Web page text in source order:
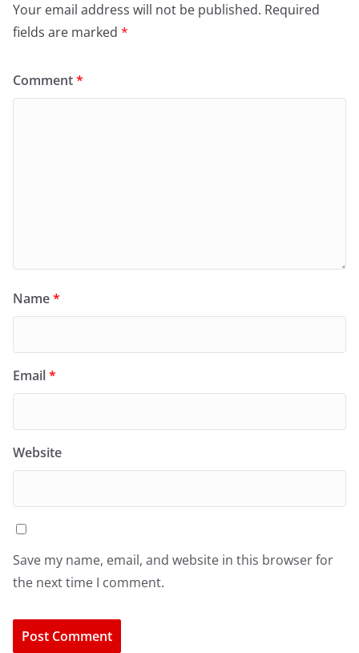
Your email address will not be published. Required
fields are marked *
Comment*
Name*
Email*
Website
Save my name, email, and website in this browser for
the next time I comment.